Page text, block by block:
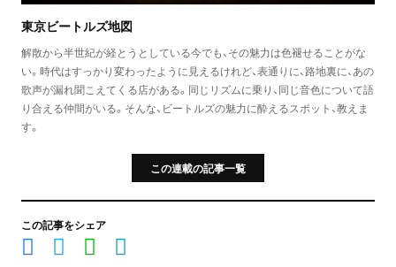
東京ビートルズ地図
解散から半世紀が経とうとしている今でも、その魅力は色褪せることがな
い。時代はすっかり変わったように見えるけれど、表通りに、路地裏に、あの
歌声が漏れ聞こえてくる店がある。同じリズムに乗り、同じ音色について語
り合える仲間がいる。そんな、ビートルズの魅力に酔えるスポット、教えま
す。
この連載の記事一覧
この記事をシェア